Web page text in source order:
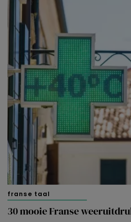
franse taal
30 mooie Franse